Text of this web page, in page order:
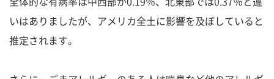
いはありましたが、アメリカ全土に影響を及ぼしていると
推定されます。